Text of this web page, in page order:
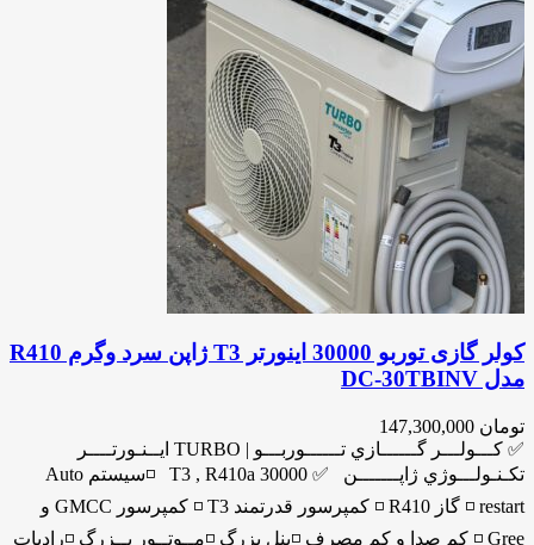
کولر گازی توربو 30000 اینورتر T3 ژاپن سرد وگرم R410
مدل DC-30TBINV
تومان
✅ كـــولـــر گــــــازي تــــــوربـــو | TURBO ايــنـورتــــر
تكـنـولـــوژي ژاپـــــــن ✅ 30000 T3 , R410a ◽️سيستم Auto
restart ◽️ گاز R410 ◽️ كمپرسور قدرتمند T3 ◽️ كمپرسور GMCC و
Gree ◽️ كم صدا و كم مصرف ◽️پنل بزرگ ◽️مــوتــور بــزرگ ◽️راديات